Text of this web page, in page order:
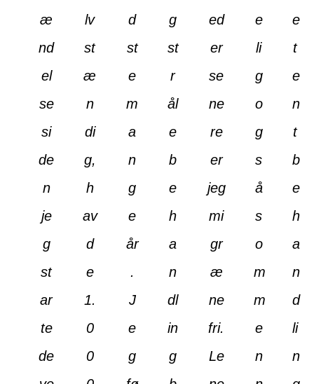
æ
nd
el
se
si
de
n
je
g
st
ar
te
de
lv
st
æ
n
di
g,
h
av
d
e
1.
0
0
d
st
e
m
a
n
g
e
år
.
J
e
g
g
st
r
ål
e
b
e
h
a
n
dl
in
g
ed
er
se
ne
re
er
jeg
mi
gr
æ
ne
fri.
Le
e
li
g
o
g
s
å
s
o
m
m
e
n
e
t
e
n
t
b
e
h
a
n
d
li
n